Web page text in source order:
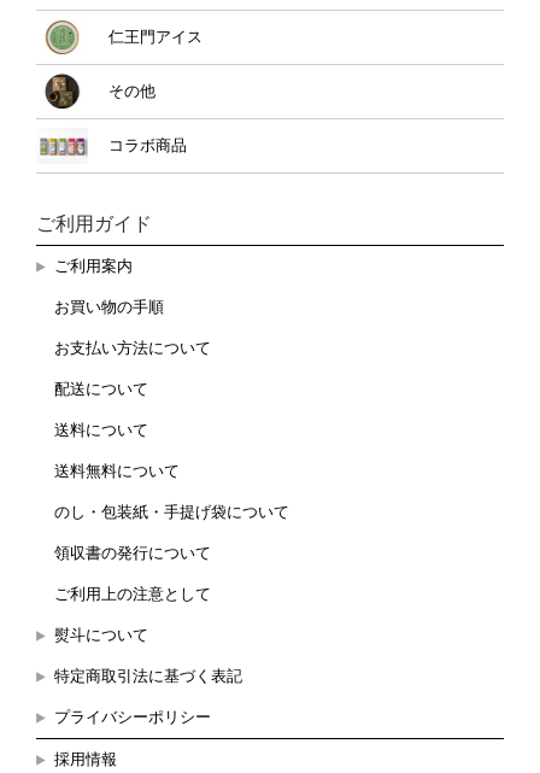
仁王門アイス
その他
コラボ商品
ご利用ガイド
ご利用案内
お買い物の手順
お支払い方法について
配送について
送料について
送料無料について
のし・包装紙・手提げ袋について
領収書の発行について
ご利用上の注意として
熨斗について
特定商取引法に基づく表記
プライバシーポリシー
採用情報